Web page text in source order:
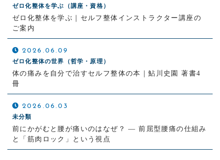
ゼロ化整体を学ぶ（講座・資格）
ゼロ化整体を学ぶ｜セルフ整体インストラクター講座の
ご案内
2026.06.09
ゼロ化整体の世界（哲学・原理）
体の痛みを自分で治すセルフ整体の本｜鮎川史園 著書4
冊
2026.06.03
未分類
前にかがむと腰が痛いのはなぜ？ ― 前屈型腰痛の仕組み
と「筋肉ロック」という視点